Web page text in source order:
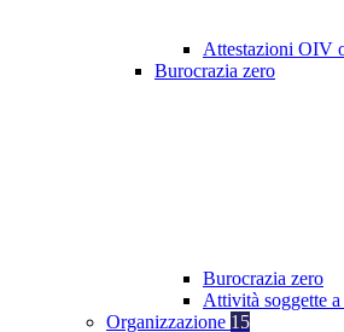
Attestazioni OIV
Burocrazia zero
Burocrazia zero
Attività soggette
Organizzazione 15